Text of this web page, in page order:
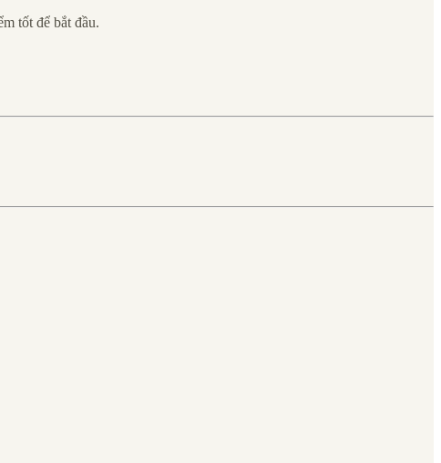
tốt để bắt đầu.